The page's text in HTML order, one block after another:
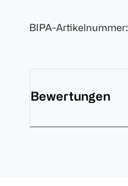
BIPA-Artikelnummer:
Bewertungen